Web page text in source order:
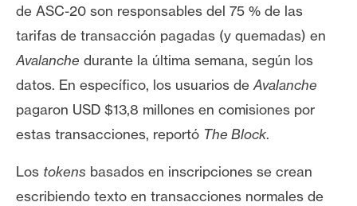
de ASC-20 son responsables del 75 % de las
tarifas de transacción pagadas (y quemadas) en
Avalanche durante la última semana, según los
datos. En específico, los usuarios deAvalanche
pagaron USD $13,8 millones en comisiones por
estas transacciones, reportó The Block.
Los tokens basados ​​en inscripciones se crean
escribiendo texto en transacciones normales de